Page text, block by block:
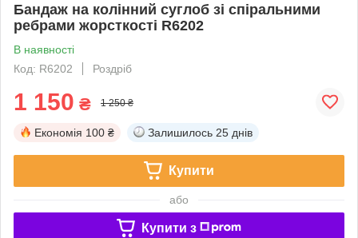
Бандаж на колінний суглоб зі спіральними
ребрами жорсткості R6202
В наявності
Код: R6202
Роздріб
1 150 ₴ 1 250 ₴
Економія 100 ₴ Залишилось 25 днів
Купити
або
Купити з